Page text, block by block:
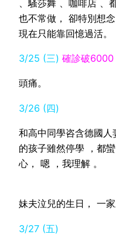
、騷莎舞 、咖啡店
也不常做， 卻特別想
現在只能靠回憶過活。
3/25 (三) 確診破6000
頭痛。
3/26 (四)
和高中同學咨含德國
的孩子雖然停學 ，都
心， 嗯 ，我理解 。
妹夫泣兒的生日， 一
3/27 (五)